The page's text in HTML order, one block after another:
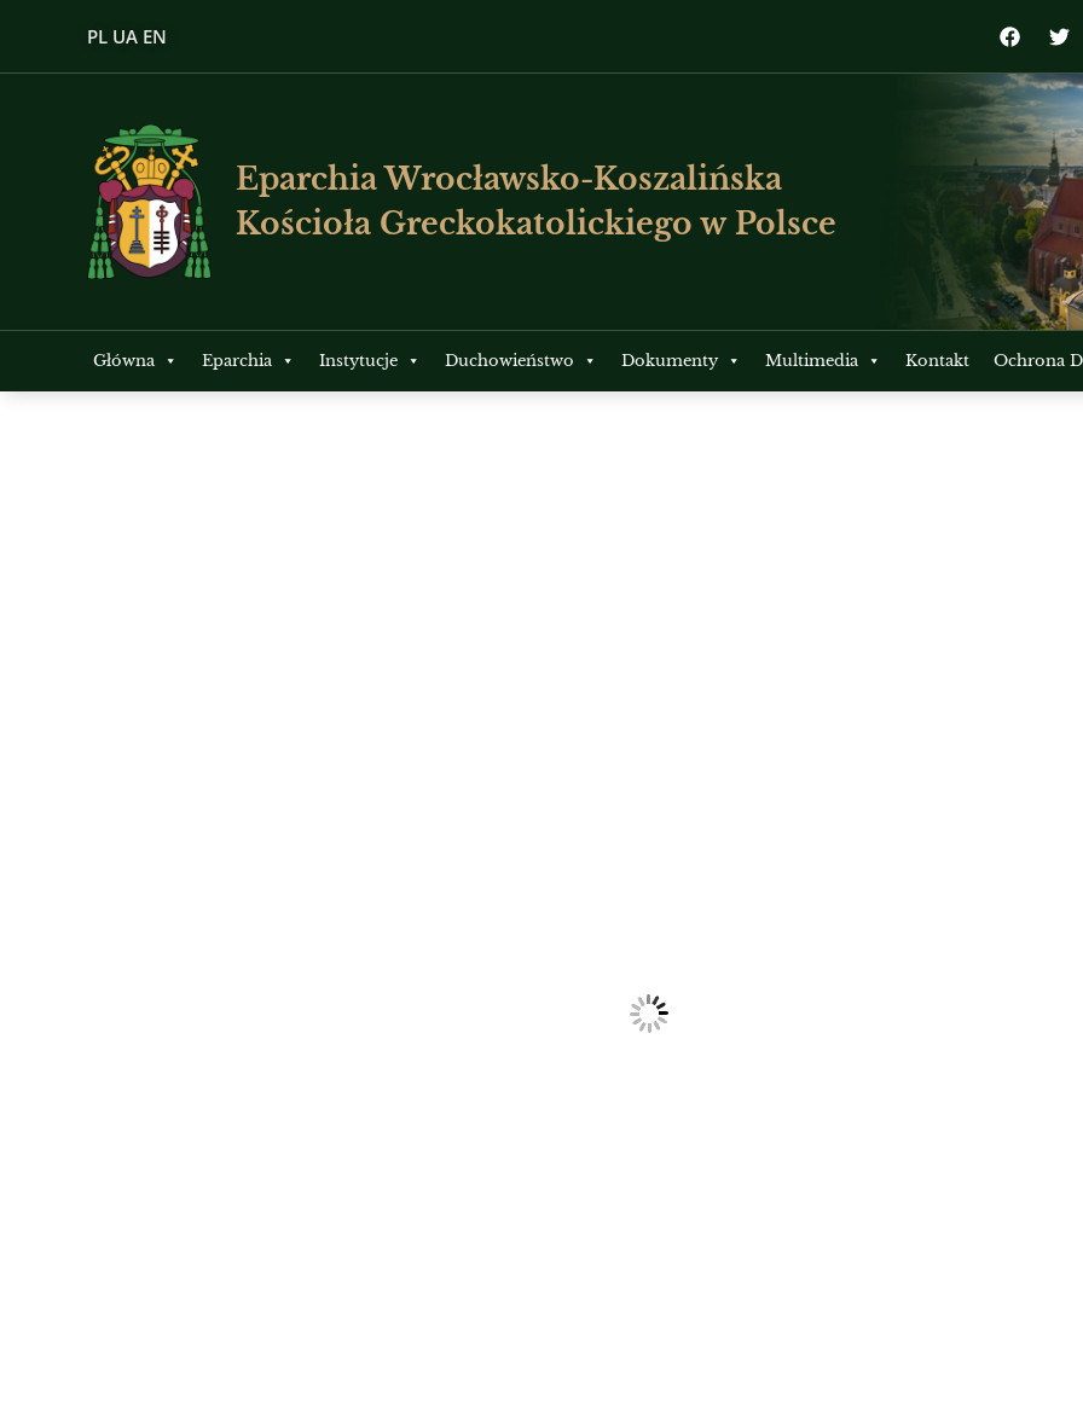
PL UA EN
Eparchia Wrocławsko-Koszalińska
Kościoła Greckokatolickiego w Polsce
Główna Eparchia Instytucje Duchowieństwo Dokumenty Multimedia Kontakt Ochrona